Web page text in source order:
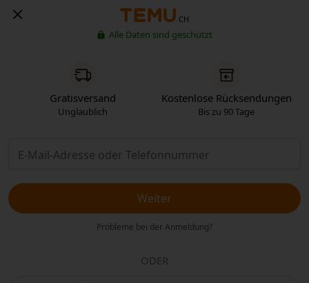
CH
Alle Daten sind geschützt
Gratisversand
Unglaublich
Kostenlose Rücksendungen
Bis zu 90 Tage
Weiter
Probleme bei der Anmeldung?
ODER